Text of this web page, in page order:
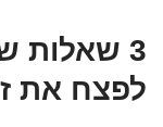
3 שאלות
לפצח את